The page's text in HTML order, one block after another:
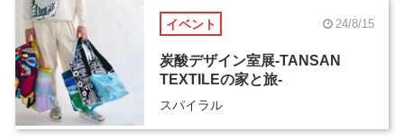
イベント 24/8/15
炭酸デザイン室展-TANSAN
TEXTILEの家と旅-
スパイラル